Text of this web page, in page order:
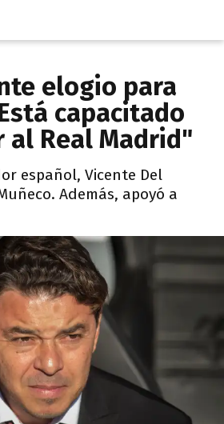
elogio para
capacitado
Real Madrid"
español, Vicente Del
Además, apoyó a